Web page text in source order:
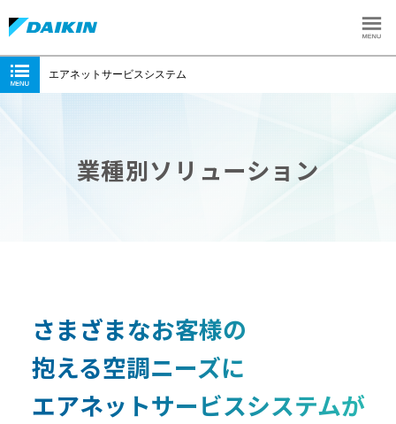
エアネットサービスシステム
業種別ソリューション
さまざまなお客様の
抱える空調ニーズに
エアネットサービスシステムが